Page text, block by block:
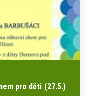
pro děti (27.5.)